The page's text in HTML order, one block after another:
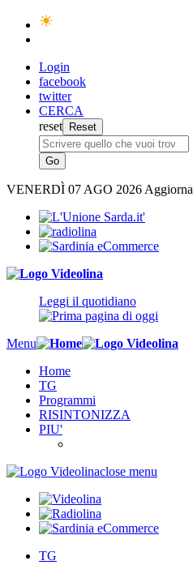
Login
facebook
twitter
CERCA
reset
VENERDÌ 07 AGO 2026
Leggi il quotidiano
Menu
Home
TG
Programmi
RISINTONIZZA
PIU'
close menu
TG